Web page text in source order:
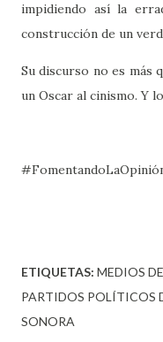
impidiendo así la
construcción de un
Su discurso no es más
un Oscar al cinismo. Y
ETIQUETAS: MEDIOS
PARTIDOS POLÍTICOS
SONORA